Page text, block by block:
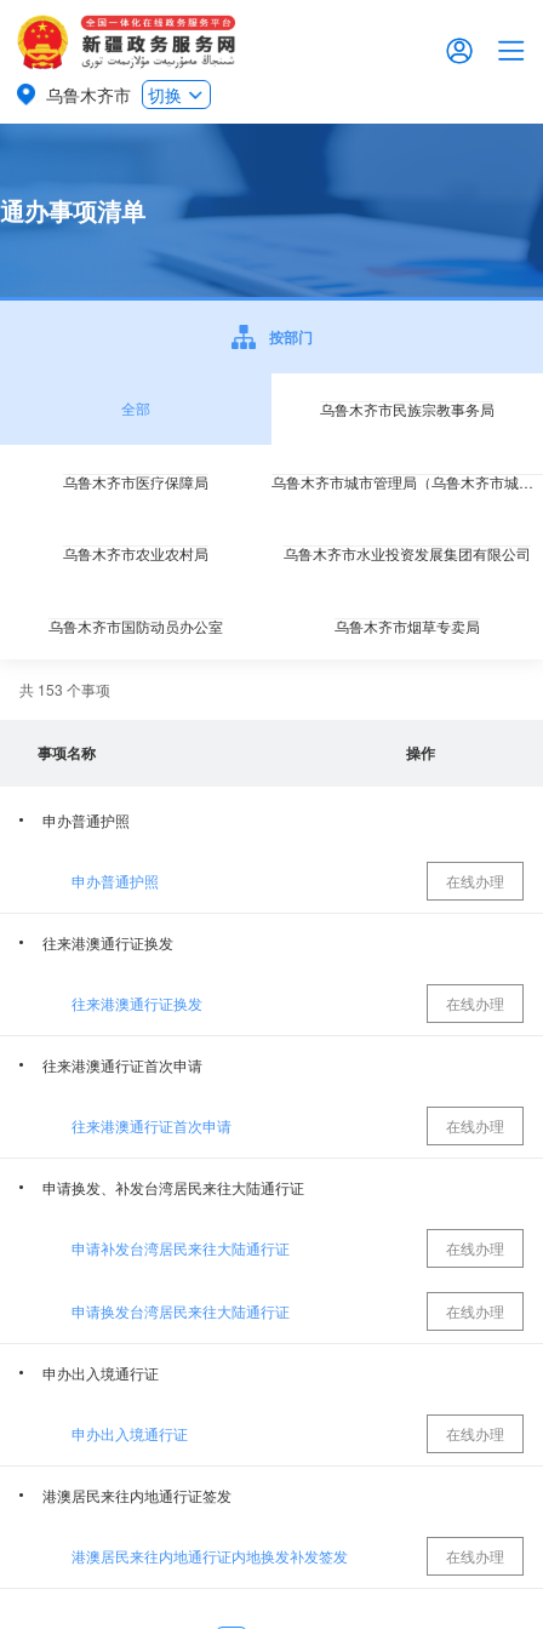
乌鲁木齐市 切换
通办事项清单
按部门
全部 乌鲁木齐市民族宗教事务局
乌鲁木齐市医疗保障局 乌鲁木齐市城市管理局（乌鲁木齐市城市管理行政执法局）
乌鲁木齐市农业农村局 乌鲁木齐市水业投资发展集团有限公司
乌鲁木齐市国防动员办公室 乌鲁木齐市烟草专卖局
乌鲁木齐市商务局
乌鲁木齐市新闻出版局（乌鲁木齐市版权局）
乌鲁木齐市国家安全局
乌鲁木齐市通信管理办公室 乌鲁木齐市财政局
乌鲁木齐市文化广播电视和旅游局（市文物局）
乌鲁木齐市住房和城乡建设局
国网新疆电力有限公司乌鲁木齐供电公司 乌鲁木齐市公安局
共 153 个事项
事项名称 操作
申办普通护照
申办普通护照 在线办理
往来港澳通行证换发
往来港澳通行证换发 在线办理
往来港澳通行证首次申请
往来港澳通行证首次申请 在线办理
申请换发、补发台湾居民来往大陆通行证
申请补发台湾居民来往大陆通行证 在线办理
申请换发台湾居民来往大陆通行证 在线办理
申办出入境通行证
申办出入境通行证 在线办理
港澳居民来往内地通行证签发
港澳居民来往内地通行证内地换发补发签发 在线办理